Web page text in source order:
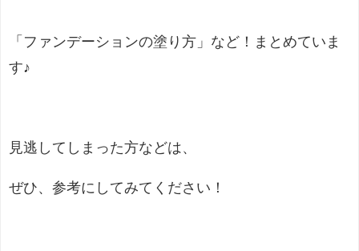
「ファンデーションの塗り方」など！まとめていま
す♪
見逃してしまった方などは、
ぜひ、参考にしてみてください！